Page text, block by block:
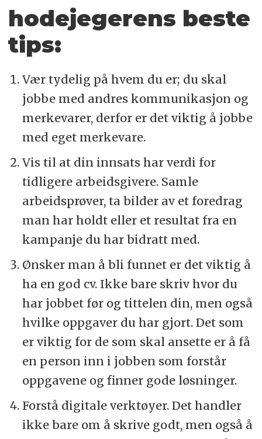
hodejegerens beste
tips:
Vær tydelig på hvem du er; du skal
jobbe med andres kommunikasjon og
merkevarer, derfor er det viktig å jobbe
med eget merkevare.
Vis til at din innsats har verdi for
tidligere arbeidsgivere. Samle
arbeidsprøver, ta bilder av et foredrag
man har holdt eller et resultat fra en
kampanje du har bidratt med.
Ønsker man å bli funnet er det viktig å
ha en god cv. Ikke bare skriv hvor du
har jobbet før og tittelen din, men også
hvilke oppgaver du har gjort. Det som
er viktig for de som skal ansette er å få
en person inn i jobben som forstår
oppgavene og finner gode løsninger.
Forstå digitale verktøyer. Det handler
ikke bare om å skrive godt, men også å